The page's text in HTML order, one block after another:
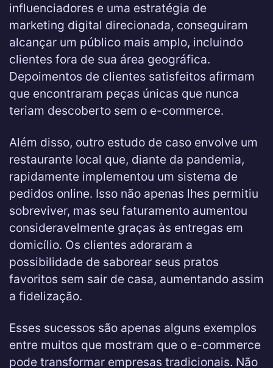
influenciadores e uma estratégia de
marketing digital direcionada, conseguiram
alcançar um público mais amplo, incluindo
clientes fora de sua área geográfica.
Depoimentos de clientes satisfeitos afirmam
que encontraram peças únicas que nunca
teriam descoberto sem o e-commerce.
Além disso, outro estudo de caso envolve um
restaurante local que, diante da pandemia,
rapidamente implementou um sistema de
pedidos online. Isso não apenas lhes permitiu
sobreviver, mas seu faturamento aumentou
consideravelmente graças às entregas em
domicílio. Os clientes adoraram a
possibilidade de saborear seus pratos
favoritos sem sair de casa, aumentando assim
a fidelização.
Esses sucessos são apenas alguns exemplos
entre muitos que mostram que o e-commerce
pode transformar empresas tradicionais. Não